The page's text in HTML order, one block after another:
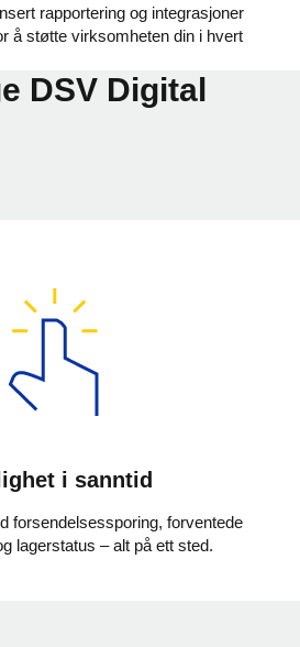
rapportering og integrasjoner
å støtte virksomheten din i hvert
DSV Digital
i sanntid
forsendelsessporing, forventede
lagerstatus – alt på ett sted.